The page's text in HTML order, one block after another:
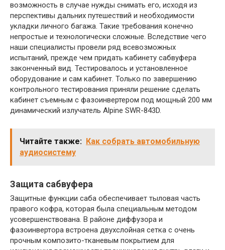
возможность в случае нужды снимать его, исходя из
перспективы дальних путешествий и необходимости
укладки личного багажа. Такие требования конечно
непростые и технологически сложные. Вследствие чего
наши специалисты провели ряд всевозможных
испытаний, прежде чем придать кабинету сабвуфера
законченный вид. Тестировалось и установленное
оборудование и сам кабинет. Только по завершению
контрольного тестирования приняли решение сделать
кабинет съемным с фазоинвертером под мощный 200 мм
динамический излучатель Alpine SWR-843D.
Читайте также: Как собрать автомобильную
аудиосистему
Защита сабвуфера
Защитные функции саба обеспечивает тыловая часть
правого кофра, которая была специальным методом
усовершенствована. В районе диффузора и
фазоинвертора встроена двухслойная сетка с очень
прочным композито-тканевым покрытием для